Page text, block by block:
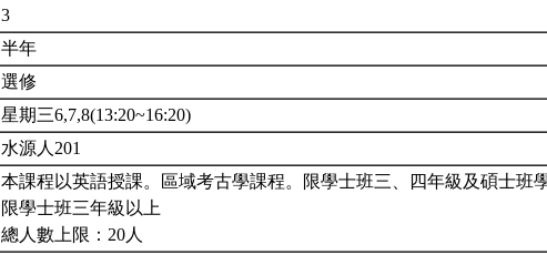
3
半年
選修
星期三6,7,8(13:20~16:20)
水源人201
本課程以英語授課。區域考古學課程。限學士班三、四年級及碩士班
限學士班三年級以上
總人數上限：20人